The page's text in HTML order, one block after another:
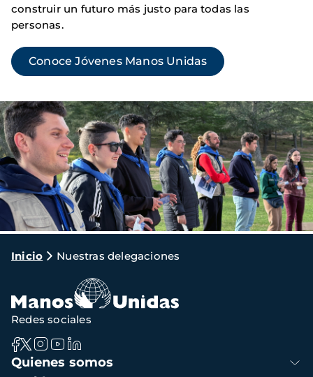
Imagen
construir un futuro más justo para todas las
personas.
Conoce Jóvenes Manos Unidas
Ruta
navegación
Inicio Nuestras delegaciones
Navegación
principal
Quienes somos
Redes sociales